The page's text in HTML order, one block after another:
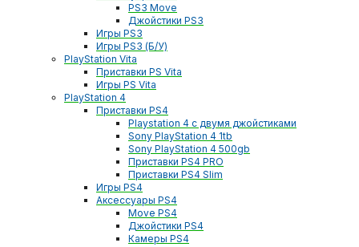
PS3 Move
Джойстики PS3
Игры PS3
Игры PS3 (Б/У)
PlayStation Vita
Приставки PS Vita
Игры PS Vita
PlayStation 4
Приставки PS4
Playstation 4 с двумя джойстиками
Sony PlayStation 4 1tb
Sony PlayStation 4 500gb
Приставки PS4 PRO
Приставки PS4 Slim
Игры PS4
Аксессуары PS4
Move PS4
Джойстики PS4
Камеры PS4